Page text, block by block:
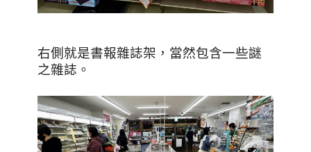
右側就是書報雜誌架，當然包含一些謎
之雜誌。